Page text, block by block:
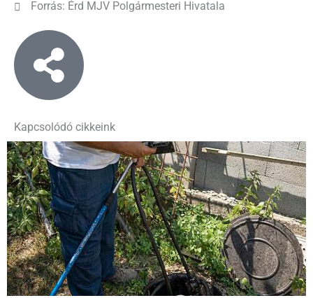
Forrás: Érd MJV Polgármesteri Hivatala
Kapcsolódó cikkeink